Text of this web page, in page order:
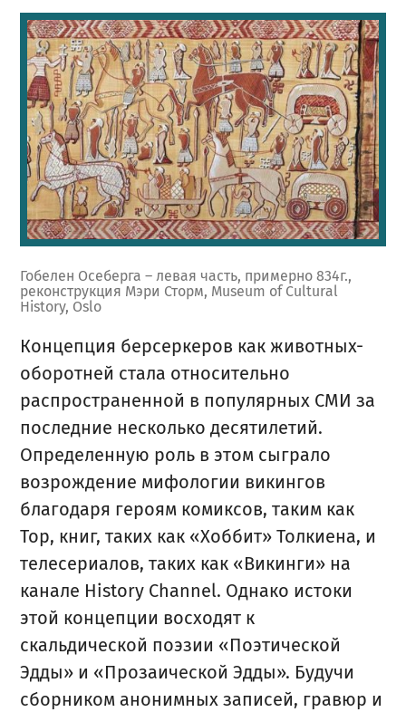
Гобелен Осеберга – левая часть, примерно 834г.,
реконструкция Мэри Сторм, Museum of Cultural
History, Oslo
Концепция берсеркеров как животных-
оборотней стала относительно
распространенной в популярных СМИ за
последние несколько десятилетий.
Определенную роль в этом сыграло
возрождение мифологии викингов
благодаря героям комиксов, таким как
Тор, книг, таких как «Хоббит» Толкиена, и
телесериалов, таких как «Викинги» на
канале History Channel. Однако истоки
этой концепции восходят к
скальдической поэзии «Поэтической
Эдды» и «Прозаической Эдды». Будучи
сборником анонимных записей, гравюр и